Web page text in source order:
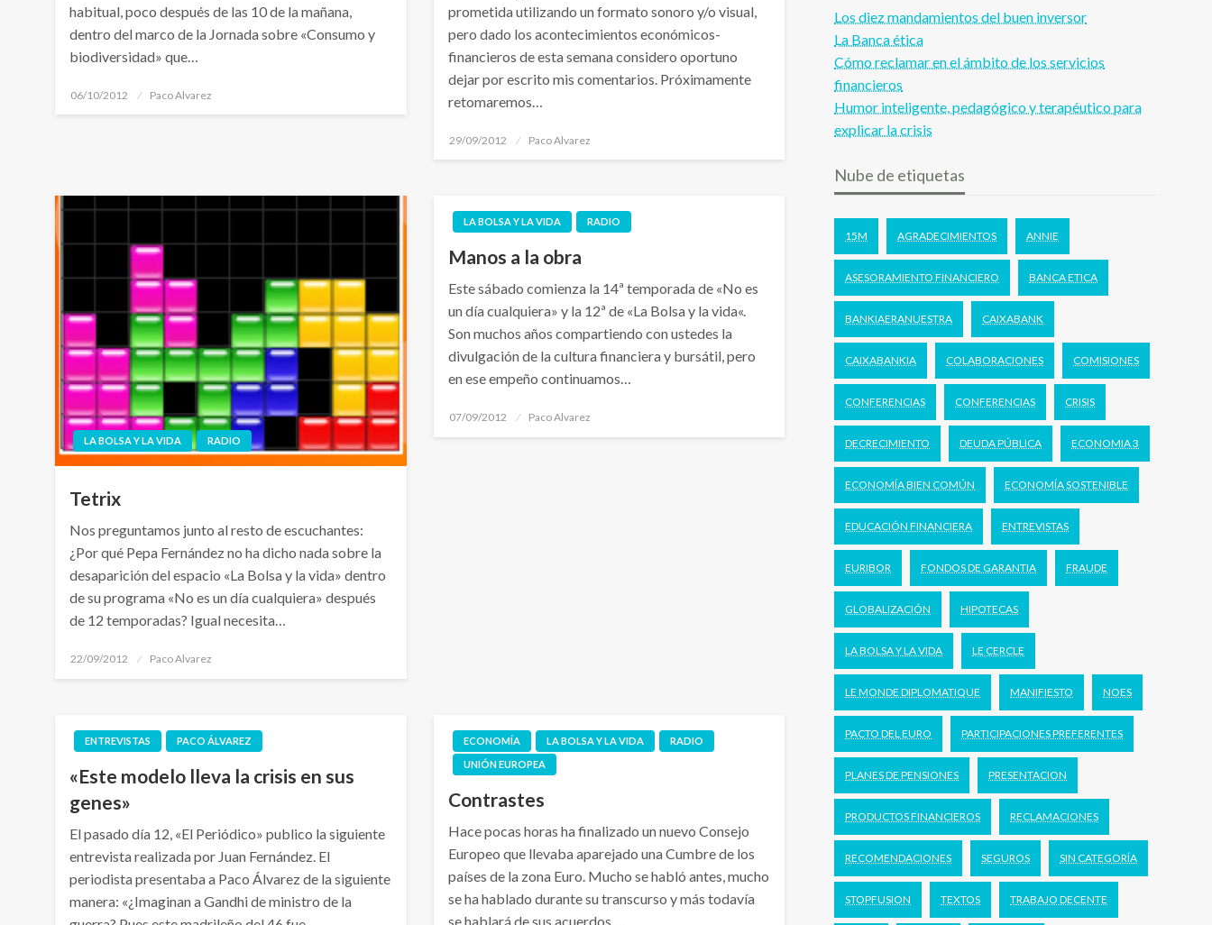
habitual, poco después de las 10 de la mañana,
dentro del marco de la Jornada sobre «Consumo y
biodiversidad» que…
Publicado
06/10/2012 Paco Alvarez
prometida utilizando un formato sonoro y/o visual,
pero dado los acontecimientos económicos-
financieros de esta semana considero oportuno
dejar por escrito mis comentarios. Próximamente
retomaremos…
Publicado
29/09/2012 Paco Alvarez
LA BOLSA Y LA VIDA RADIO
Tetrix
Nos preguntamos junto al resto de escuchantes:
¿Por qué Pepa Fernández no ha dicho nada sobre la
desaparición del espacio «La Bolsa y la vida» dentro
de su programa «No es un día cualquiera» después
de 12 temporadas? Igual necesita…
Publicado
22/09/2012 Paco Alvarez
LA BOLSA Y LA VIDA RADIO
Manos a la obra
Este sábado comienza la 14ª temporada de «No es
un día cualquiera» y la 12ª de «La Bolsa y la vida«.
Son muchos años compartiendo con ustedes la
divulgación de la cultura financiera y bursátil, pero
en ese empeño continuamos…
Publicado
07/09/2012 Paco Alvarez
ENTREVISTAS PACO ÁLVAREZ
«Este modelo lleva la crisis en sus
genes»
El pasado día 12, «El Periódico» publico la siguiente
entrevista realizada por Juan Fernández. El
periodista presentaba a Paco Álvarez de la siguiente
manera: «¿Imaginan a Gandhi de ministro de la
ECONOMÍA LA BOLSA Y LA VIDA
RADIO
UNIÓN EUROPEA
Contrastes
Hace pocas horas ha finalizado un nuevo Consejo
Europeo que llevaba aparejado una Cumbre de los
países de la zona Euro. Mucho se habló antes, mucho
se ha hablado durante su transcurso y más todavía
se hablará de sus acuerdos….
Los diez mandamientos del buen inversor
La Banca ética
Cómo reclamar en el ámbito de los servicios
financieros
Humor inteligente, pedagógico y terapéutico para
explicar la crisis
Nube de etiquetas
15M AGRADECIMIENTOS ANNIE
ASESORAMIENTO FINANCIERO BANCA ETICA
BANKIAERANUESTRA CAIXABANK
CAIXABANKIA COLABORACIONES COMISIONES
CONFERENCIAS CONFERENCIAS CRISIS
DECRECIMIENTO DEUDA PÚBLICA ECONOMIA 3
ECONOMÍA BIEN COMÚN ECONOMÍA SOSTENIBLE
EDUCACIÓN FINANCIERA ENTREVISTAS
EURIBOR FONDOS DE GARANTIA FRAUDE
GLOBALIZACIÓN HIPOTECAS
LA BOLSA Y LA VIDA LE CERCLE
LE MONDE DIPLOMATIQUE MANIFIESTO NOES
PACTO DEL EURO PARTICIPACIONES PREFERENTES
PLANES DE PENSIONES PRESENTACION
PRODUCTOS FINANCIEROS RECLAMACIONES
RECOMENDACIONES SEGUROS SIN CATEGORÍA
STOPFUSION TEXTOS TRABAJO DECENTE